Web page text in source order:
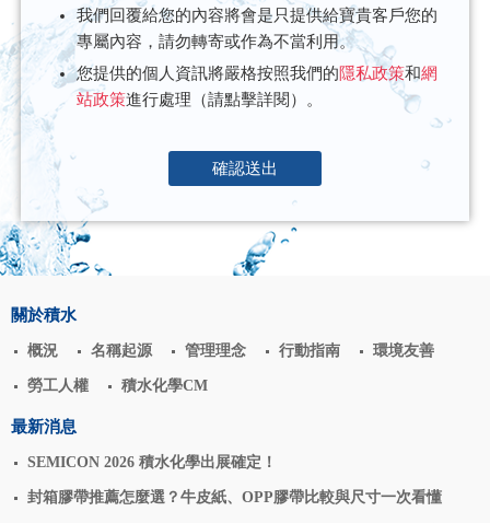
我們回覆給您的內容將會是只提供給寶貴客戶您的
專屬內容，請勿轉寄或作為不當利用。
您提供的個人資訊將嚴格按照我們的隱私政策和網
站政策進行處理（請點擊詳閱）。
確認送出
關於積水
概況 名稱起源 管理理念 行動指南 環境友善
勞工人權 積水化學CM
最新消息
SEMICON 2026 積水化學出展確定！
封箱膠帶推薦怎麼選？牛皮紙、OPP膠帶比較與尺寸一次看懂